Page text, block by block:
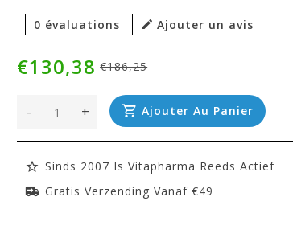
0 évaluations Ajouter un avis
€186,25
€130,38
+
- Ajouter Au Panier
Sinds 2007 Is Vitapharma Reeds Actief
Gratis Verzending Vanaf €49